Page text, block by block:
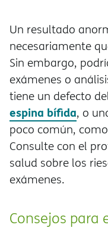
Un resultado
necesariamente
Sin embargo,
exámenes o
tiene un defecto
espina bífida, o
poco común,
Consulte con el
salud sobre los
exámenes.
Consejos para